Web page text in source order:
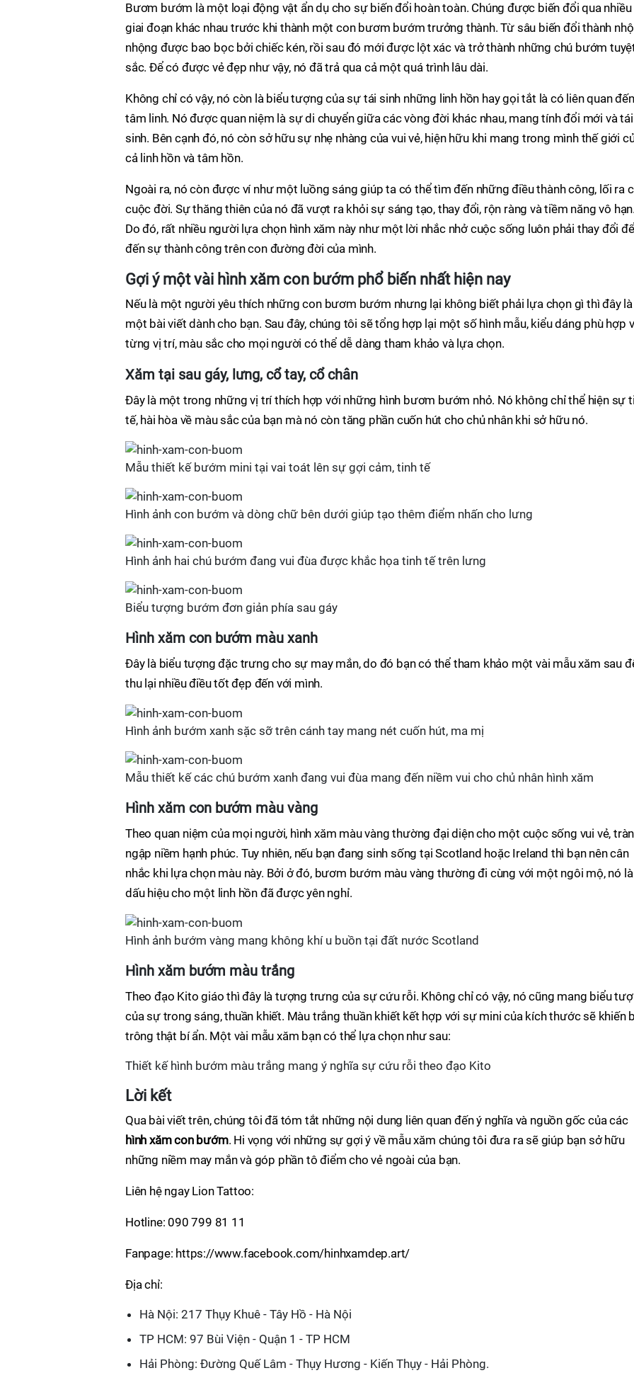
Bươm bướm là một loại động vật ẩn dụ cho sự biến đổi hoàn toàn. Chúng được biến đổi qua nhiều
giai đoạn khác nhau trước khi thành một con bươm bướm trưởng thành. Từ sâu biến đổi thành
nhộng được bao bọc bởi chiếc kén, rồi sau đó mới được lột xác và trở thành những chú bướm
sắc. Để có được vẻ đẹp như vậy, nó đã trả qua cả một quá trình lâu dài.
Không chỉ có vậy, nó còn là biểu tượng của sự tái sinh những linh hồn hay gọi tắt là có liên quan đến
tâm linh. Nó được quan niệm là sự di chuyển giữa các vòng đời khác nhau, mang tính đổi mới và tái
sinh. Bên cạnh đó, nó còn sở hữu sự nhẹ nhàng của vui vẻ, hiện hữu khi mang trong mình thế giới
cả linh hồn và tâm hồn.
Ngoài ra, nó còn được ví như một luồng sáng giúp ta có thể tìm đến những điều thành công, lối ra
cuộc đời. Sự thăng thiên của nó đã vượt ra khỏi sự sáng tạo, thay đổi, rộn ràng và tiềm năng vô
Do đó, rất nhiều người lựa chọn hình xăm này như một lời nhắc nhở cuộc sống luôn phải thay đổi
đến sự thành công trên con đường đời của mình.
Gợi ý một vài hình xăm con bướm phổ biến nhất hiện nay
Nếu là một người yêu thích những con bươm bướm nhưng lại không biết phải lựa chọn gì thì đây là
một bài viết dành cho bạn. Sau đây, chúng tôi sẽ tổng hợp lại một số hình mẫu, kiểu dáng phù hợp
từng vị trí, màu sắc cho mọi người có thể dễ dàng tham khảo và lựa chọn.
Xăm tại sau gáy, lưng, cổ tay, cổ chân
Đây là một trong những vị trí thích hợp với những hình bươm bướm nhỏ. Nó không chỉ thể hiện sự
tế, hài hòa về màu sắc của bạn mà nó còn tăng phần cuốn hút cho chủ nhân khi sở hữu nó.
Mẫu thiết kế bướm mini tại vai toát lên sự gợi cảm, tinh tế
Hình ảnh con bướm và dòng chữ bên dưới giúp tạo thêm điểm nhấn cho lưng
Hình ảnh hai chú bướm đang vui đùa được khắc họa tinh tế trên lưng
Biểu tượng bướm đơn giản phía sau gáy
Hình xăm con bướm màu xanh
Đây là biểu tượng đặc trưng cho sự may mắn, do đó bạn có thể tham khảo một vài mẫu xăm sau
thu lại nhiều điều tốt đẹp đến với mình.
Hình ảnh bướm xanh sặc sỡ trên cánh tay mang nét cuốn hút, ma mị
Mẫu thiết kế các chú bướm xanh đang vui đùa mang đến niềm vui cho chủ nhân hình xăm
Hình xăm con bướm màu vàng
Theo quan niệm của mọi người, hình xăm màu vàng thường đại diện cho một cuộc sống vui vẻ, tràn
ngập niềm hạnh phúc. Tuy nhiên, nếu bạn đang sinh sống tại Scotland hoặc Ireland thì bạn nên cân
nhắc khi lựa chọn màu này. Bởi ở đó, bươm bướm màu vàng thường đi cùng với một ngôi mộ, nó là
dấu hiệu cho một linh hồn đã được yên nghỉ.
Hình ảnh bướm vàng mang không khí u buồn tại đất nước Scotland
Hình xăm bướm màu trắng
Theo đạo Kito giáo thì đây là tượng trưng của sự cứu rỗi. Không chỉ có vậy, nó cũng mang biểu
của sự trong sáng, thuần khiết. Màu trắng thuần khiết kết hợp với sự mini của kích thước sẽ khiến
trông thật bí ẩn. Một vài mẫu xăm bạn có thể lựa chọn như sau:
Thiết kế hình bướm màu trắng mang ý nghĩa sự cứu rỗi theo đạo Kito
Lời kết
Qua bài viết trên, chúng tôi đã tóm tắt những nội dung liên quan đến ý nghĩa và nguồn gốc của các
hình xăm con bướm. Hi vọng với những sự gợi ý về mẫu xăm chúng tôi đưa ra sẽ giúp bạn sở hữu
những niềm may mắn và góp phần tô điểm cho vẻ ngoài của bạn.
Liên hệ ngay Lion Tattoo:
Hotline: 090 799 81 11
Fanpage: https://www.facebook.com/hinhxamdep.art/
Địa chỉ:
Hà Nội: 217 Thụy Khuê - Tây Hồ - Hà Nội
TP HCM: 97 Bùi Viện - Quận 1 - TP HCM
Hải Phòng: Đường Quế Lâm - Thụy Hương - Kiến Thụy - Hải Phòng.